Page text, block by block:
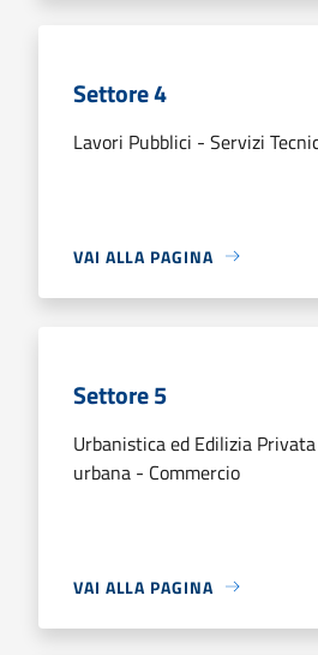
Settore 4
Lavori Pubblici - Servizi
VAI ALLA PAGINA
Settore 5
Urbanistica ed Edilizia
urbana - Commercio
VAI ALLA PAGINA